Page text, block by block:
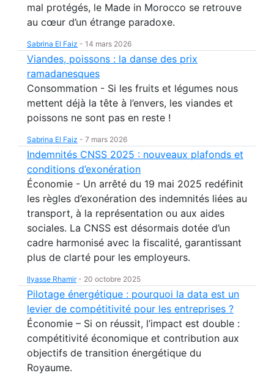
mal protégés, le Made in Morocco se retrouve
au cœur d’un étrange paradoxe.
Sabrina El Faiz - 14 mars 2026
Viandes, poissons : la danse des prix
ramadanesques
Consommation - Si les fruits et légumes nous
mettent déjà la tête à l’envers, les viandes et
poissons ne sont pas en reste !
Sabrina El Faiz - 7 mars 2026
Indemnités CNSS 2025 : nouveaux plafonds et
conditions d’exonération
Économie - Un arrêté du 19 mai 2025 redéfinit
les règles d’exonération des indemnités liées au
transport, à la représentation ou aux aides
sociales. La CNSS est désormais dotée d’un
cadre harmonisé avec la fiscalité, garantissant
plus de clarté pour les employeurs.
Ilyasse Rhamir- 20 octobre 2025
Pilotage énergétique : pourquoi la data est un
levier de compétitivité pour les entreprises ?
Économie – Si on réussit, l’impact est double :
compétitivité économique et contribution aux
objectifs de transition énergétique du
Royaume.